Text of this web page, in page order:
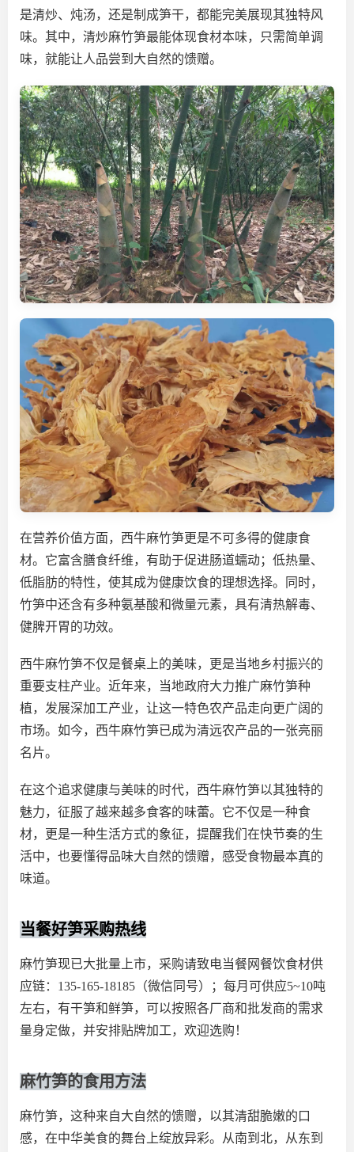
是清炒、炖汤，还是制成笋干，都能完美展现其独特风
味。其中，清炒麻竹笋最能体现食材本味，只需简单调
味，就能让人品尝到大自然的馈赠。
在营养价值方面，西牛麻竹笋更是不可多得的健康食
材。它富含膳食纤维，有助于促进肠道蠕动；低热量、
低脂肪的特性，使其成为健康饮食的理想选择。同时，
竹笋中还含有多种氨基酸和微量元素，具有清热解毒、
健脾开胃的功效。
西牛麻竹笋不仅是餐桌上的美味，更是当地乡村振兴的
重要支柱产业。近年来，当地政府大力推广麻竹笋种
植，发展深加工产业，让这一特色农产品走向更广阔的
市场。如今，西牛麻竹笋已成为清远农产品的一张亮丽
名片。
在这个追求健康与美味的时代，西牛麻竹笋以其独特的
魅力，征服了越来越多食客的味蕾。它不仅是一种食
材，更是一种生活方式的象征，提醒我们在快节奏的生
活中，也要懂得品味大自然的馈赠，感受食物最本真的
味道。
当餐好笋采购热线
麻竹笋现已大批量上市，采购请致电当餐网餐饮食材供
应链：135-165-18185（微信同号）；每月可供应5~10吨
左右，有干笋和鲜笋，可以按照各厂商和批发商的需求
量身定做，并安排贴牌加工，欢迎选购！
麻竹笋的食用方法
麻竹笋，这种来自大自然的馈赠，以其清甜脆嫩的口
感，在中华美食的舞台上绽放异彩。从南到北，从东到